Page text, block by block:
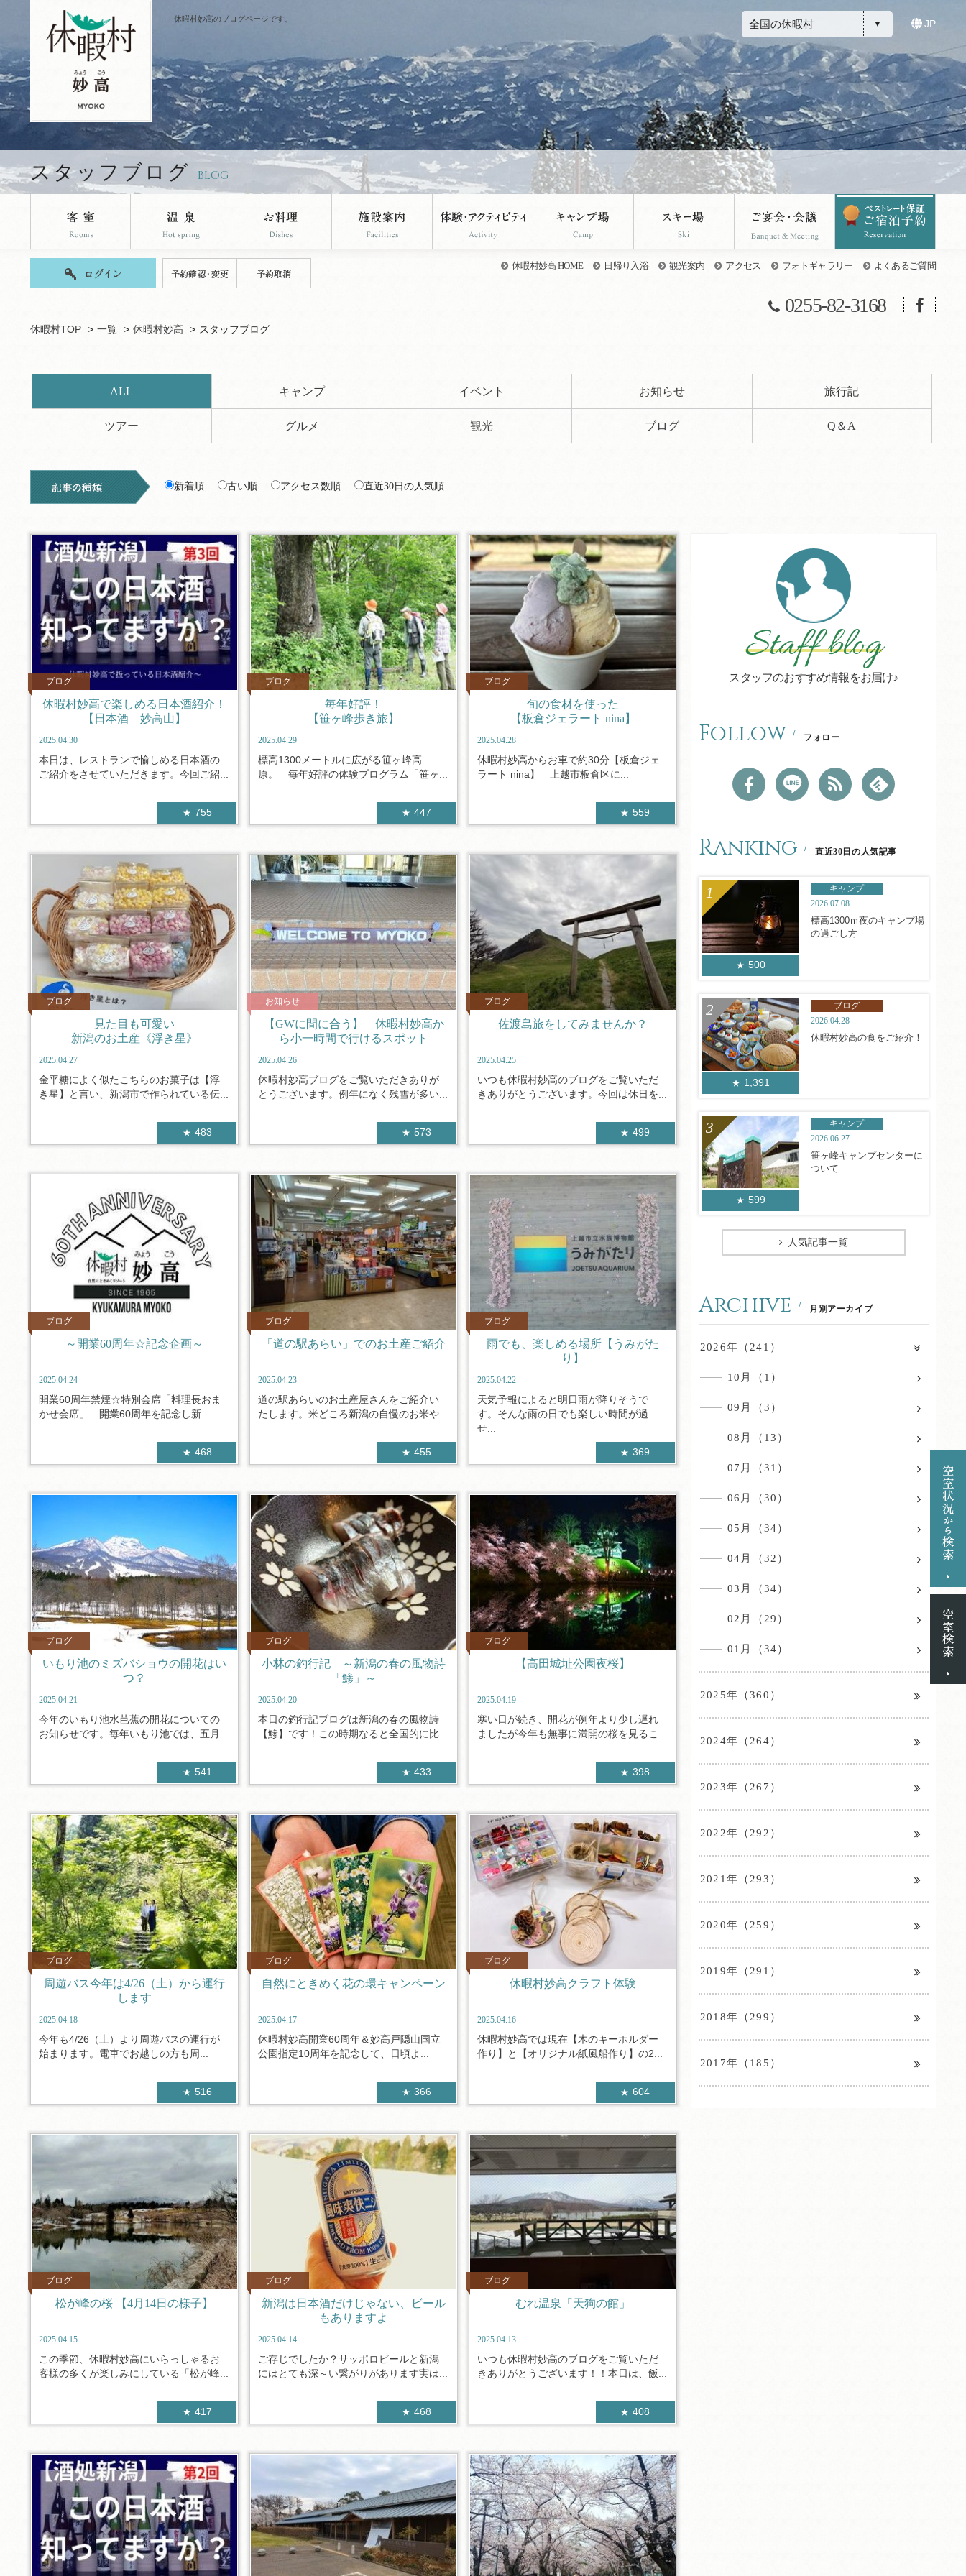
休暇村妙高のブログページです。 全国の休暇村 JP
スタッフブログ BLOG
休暇村妙高 HOME 日帰り入浴 観光案内 アクセス フォトギャラリー よくあるご質問
0255-82-3168
休暇村TOP 一覧 休暇村妙高 スタッフブログ
ALL キャンプ イベント お知らせ 旅行記
ツアー グルメ 観光 ブログ Q＆A
新着順 古い順 アクセス数順 直近30日の人気順
ブログ
休暇村妙高で楽しめる日本酒紹介！
【日本酒 妙高山】
2025.04.30
本日は、レストランで愉しめる日本酒の
ご紹介をさせていただきます。今回ご紹...
755
ブログ
毎年好評！
【笹ヶ峰歩き旅】
2025.04.29
標高1300メートルに広がる笹ヶ峰高
原。 毎年好評の体験プログラム「笹ヶ...
447
ブログ
旬の食材を使った
【板倉ジェラート nina】
2025.04.28
休暇村妙高からお車で約30分【板倉ジェ
ラート nina】 上越市板倉区に...
559
ブログ
見た目も可愛い
新潟のお土産《浮き星》
2025.04.27
金平糖によく似たこちらのお菓子は【浮
き星】と言い、新潟市で作られている伝...
483
お知らせ
【GWに間に合う】 休暇村妙高か
ら小一時間で行けるスポット
2025.04.26
休暇村妙高ブログをご覧いただきありが
とうございます。例年になく残雪が多い...
573
ブログ
佐渡島旅をしてみませんか？
2025.04.25
いつも休暇村妙高のブログをご覧いただ
きありがとうございます。今回は休日を...
499
ブログ
～開業60周年☆記念企画～
2025.04.24
開業60周年禁煙☆特別会席「料理長おま
かせ会席」 開業60周年を記念し新...
468
ブログ
「道の駅あらい」でのお土産ご紹介
2025.04.23
道の駅あらいのお土産屋さんをご紹介い
たします。米どころ新潟の自慢のお米や...
455
ブログ
雨でも、楽しめる場所【うみがた
り】
2025.04.22
天気予報によると明日雨が降りそうで
す。そんな雨の日でも楽しい時間が過ご
せ...
369
ブログ
いもり池のミズバショウの開花はい
つ？
2025.04.21
今年のいもり池水芭蕉の開花についての
お知らせです。毎年いもり池では、五月...
541
ブログ
小林の釣行記 ～新潟の春の風物詩
「鯵」～
2025.04.20
本日の釣行記ブログは新潟の春の風物詩
【鯵】です！この時期なると全国的に比...
433
ブログ
【高田城址公園夜桜】
2025.04.19
寒い日が続き、開花が例年より少し遅れ
ましたが今年も無事に満開の桜を見るこ...
398
ブログ
周遊バス今年は4/26（土）から運行
します
2025.04.18
今年も4/26（土）より周遊バスの運行が
始まります。電車でお越しの方も周...
516
ブログ
自然にときめく花の環キャンペーン
2025.04.17
休暇村妙高開業60周年＆妙高戸隠山国立
公園指定10周年を記念して、日頃よ...
366
ブログ
休暇村妙高クラフト体験
2025.04.16
休暇村妙高では現在【木のキーホルダー
作り】と【オリジナル紙風船作り】の2...
604
ブログ
松が峰の桜 【4月14日の様子】
2025.04.15
この季節、休暇村妙高にいらっしゃるお
客様の多くが楽しみにしている「松が峰...
417
ブログ
新潟は日本酒だけじゃない、ビール
もありますよ
2025.04.14
ご存じでしたか？サッポロビールと新潟
にはとても深～い繋がりがあります実は...
468
ブログ
むれ温泉「天狗の館」
2025.04.13
いつも休暇村妙高のブログをご覧いただ
きありがとうございます！！本日は、飯...
408
Staff blog
スタッフのおすすめ情報をお届け♪
Follow フォロー
Ranking 直近30日の人気記事
500
キャンプ
2026.07.08
標高1300ｍ夜のキャンプ場
の過ごし方
1,391
ブログ
2026.04.28
休暇村妙高の食をご紹介！
599
キャンプ
2026.06.27
笹ヶ峰キャンプセンターに
ついて
人気記事一覧
Archive 月別アーカイブ
2026年（241）
10月（1）
09月（3）
08月（13）
07月（31）
06月（30）
05月（34）
04月（32）
03月（34）
02月（29）
01月（34）
2025年（360）
2024年（264）
2023年（267）
2022年（292）
2021年（293）
2020年（259）
2019年（291）
2018年（299）
2017年（185）